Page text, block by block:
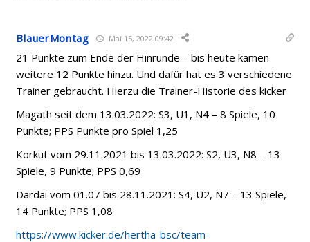
BlauerMontag Mai 15, 2022 09:42
21 Punkte zum Ende der Hinrunde – bis heute kamen
weitere 12 Punkte hinzu. Und dafür hat es 3 verschiedene
Trainer gebraucht. Hierzu die Trainer-Historie des kicker
Magath seit dem 13.03.2022: S3, U1, N4 – 8 Spiele, 10
Punkte; PPS Punkte pro Spiel 1,25
Korkut vom 29.11.2021 bis 13.03.2022: S2, U3, N8 – 13
Spiele, 9 Punkte; PPS 0,69
Dardai vom 01.07 bis 28.11.2021: S4, U2, N7 – 13 Spiele,
14 Punkte; PPS 1,08
https://www.kicker.de/hertha-bsc/team-